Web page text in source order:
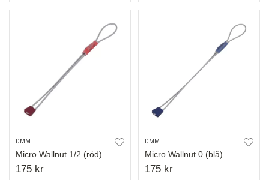
DMM
Micro Wallnut 1/2 (röd)
175 kr
DMM
Micro Wallnut 0 (blå)
175 kr